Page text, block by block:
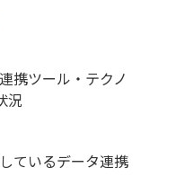
携ツール・テクノ
況
ているデータ連携